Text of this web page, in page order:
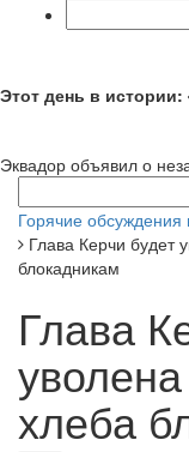
Этот день в истории:
Эквадор объявил о
Горячие обсуждения
Глава Керчи будет
блокадникам
Глава
хлеба